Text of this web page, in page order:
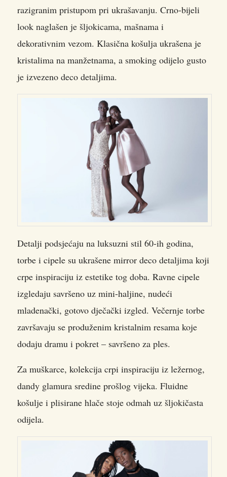
razigranim pristupom pri ukrašavanju. Crno-bijeli
look naglašen je šljokicama, mašnama i
dekorativnim vezom. Klasična košulja ukrašena je
kristalima na manžetnama, a smoking odijelo gusto
je izvezeno deco detaljima.
Detalji podsjećaju na luksuzni stil 60-ih godina,
torbe i cipele su ukrašene mirror deco detaljima koji
crpe inspiraciju iz estetike tog doba. Ravne cipele
izgledaju savršeno uz mini-haljine, nudeći
mladenački, gotovo dječački izgled. Večernje torbe
završavaju se produženim kristalnim resama koje
dodaju dramu i pokret – savršeno za ples.
Za muškarce, kolekcija crpi inspiraciju iz ležernog,
dandy glamura sredine prošlog vijeka. Fluidne
košulje i plisirane hlače stoje odmah uz šljokičasta
odijela.